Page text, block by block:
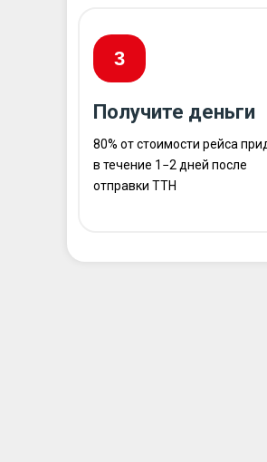
Получите деньги
80% от стоимости рейса
в течение 1−2 дней после
отправки ТТН
3